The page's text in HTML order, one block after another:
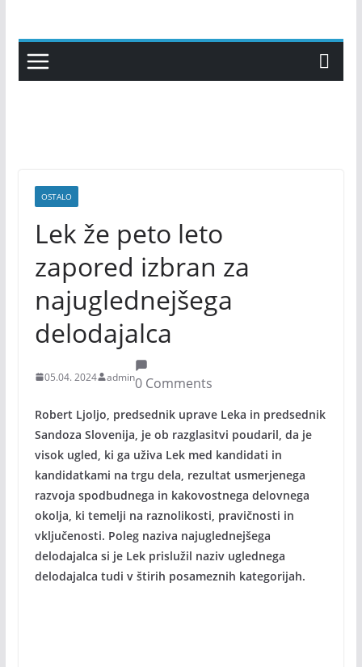
content
OSTALO
Lek že peto leto
zapored izbran za
najuglednejšega
delodajalca
05.04. 2024 admin0 Comments
Robert Ljoljo, predsednik uprave Leka in predsednik
Sandoza Slovenija, je ob razglasitvi poudaril, da je
visok ugled, ki ga uživa Lek med kandidati in
kandidatkami na trgu dela, rezultat usmerjenega
razvoja spodbudnega in kakovostnega delovnega
okolja, ki temelji na raznolikosti, pravičnosti in
vključenosti. Poleg naziva najuglednejšega
delodajalca si je Lek prislužil naziv uglednega
delodajalca tudi v štirih posameznih kategorijah.